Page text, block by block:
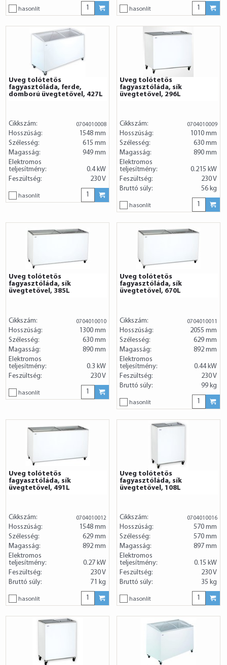
hasonlít hasonlít
Üveg tolótetős
fagyasztóláda, ferde,
domború üvegtetővel, 427L
Cikkszám: 0704010008
Hosszúság:
1548 mm
Szélesség:
615 mm
Magasság:
949 mm
Elektromos
teljesítmény:
0.4 kW
Feszültség:
230 V
hasonlít
Üveg tolótetős
fagyasztóláda, sík
üvegtetővel, 296L
Cikkszám: 0704010009
Hosszúság:
1010 mm
Szélesség:
630 mm
Magasság:
890 mm
Elektromos
teljesítmény:
0.215 kW
Feszültség:
230 V
Bruttó súly:
56 kg
hasonlít
Üveg tolótetős
fagyasztóláda, sík
üvegtetővel, 385L
Cikkszám: 0704010010
Hosszúság:
1300 mm
Szélesség:
630 mm
Magasság:
890 mm
Elektromos
teljesítmény:
0.3 kW
Feszültség:
230 V
hasonlít
Üveg tolótetős
fagyasztóláda, sík
üvegtetővel, 670L
Cikkszám: 0704010011
Hosszúság:
2055 mm
Szélesség:
629 mm
Magasság:
892 mm
Elektromos
teljesítmény:
0.44 kW
Feszültség:
230 V
Bruttó súly:
99 kg
hasonlít
Üveg tolótetős
fagyasztóláda, sík
üvegtetővel, 491L
Cikkszám: 0704010012
Hosszúság:
1548 mm
Szélesség:
629 mm
Magasság:
892 mm
Elektromos
teljesítmény:
0.27 kW
Feszültség:
230 V
Bruttó súly:
71 kg
hasonlít
Üveg tolótetős
fagyasztóláda, sík
üvegtetővel, 108L
Cikkszám: 0704010016
Hosszúság:
570 mm
Szélesség:
570 mm
Magasság:
897 mm
Elektromos
teljesítmény:
0.15 kW
Feszültség:
230 V
Bruttó súly:
35 kg
hasonlít